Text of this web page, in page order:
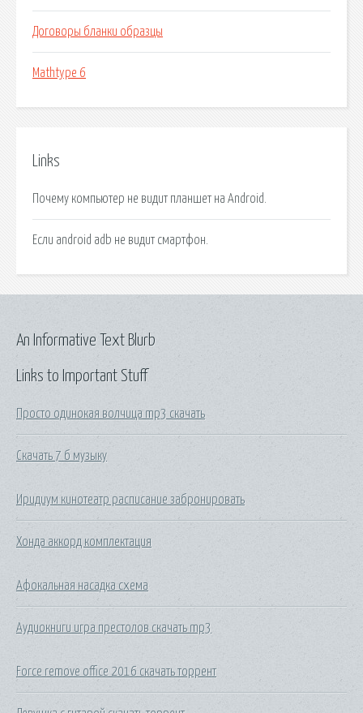
Договоры бланки образцы
Mathtype 6
Links
Почему компьютер не видит планшет на Android.
Если android adb не видит смартфон.
Links to Important Stuff
Просто одинокая волчица mp3 скачать
Скачать 7 б музыку
Иридиум кинотеатр расписание забронировать
Хонда аккорд комплектация
Афокальная насадка схема
Аудиокниги игра престолов скачать mp3
Force remove office 2016 скачать торрент
An Informative Text Blurb